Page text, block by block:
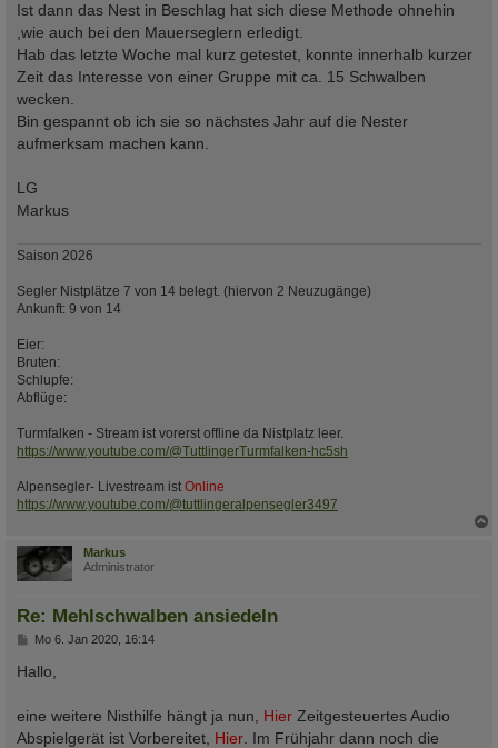
Ist dann das Nest in Beschlag hat sich diese Methode ohnehin
,wie auch bei den Mauerseglern erledigt.
Hab das letzte Woche mal kurz getestet, konnte innerhalb kurzer
Zeit das Interesse von einer Gruppe mit ca. 15 Schwalben
wecken.
Bin gespannt ob ich sie so nächstes Jahr auf die Nester
aufmerksam machen kann.
LG
Markus
Saison 2026
Segler Nistplätze 7 von 14 belegt. (hiervon 2 Neuzugänge)
Ankunft: 9 von 14
Eier:
Bruten:
Schlupfe:
Abflüge:
Turmfalken - Stream ist vorerst offline da Nistplatz leer.
https://www.youtube.com/@TuttlingerTurmfalken-hc5sh
Alpensegler- Livestream ist Online
https://www.youtube.com/@tuttlingeralpensegler3497
Markus
Administrator
Re: Mehlschwalben ansiedeln
B
i
t
g
Mo 6. Jan 2020, 16:14
Hallo,
eine weitere Nisthilfe hängt ja nun, Hier Zeitgesteuertes Audio
Abspielgerät ist Vorbereitet, Hier . Im Frühjahr dann noch die